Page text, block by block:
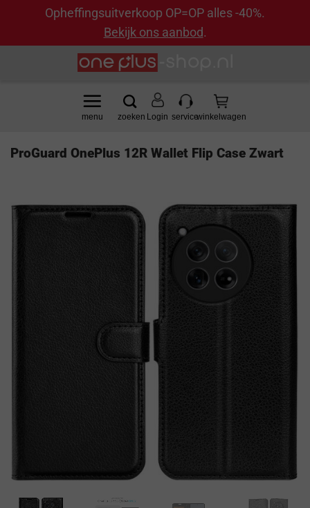
Opheffingsuitverkoop OP=OP alles -40%.
Bekijk ons aanbod.
Login
ProGuard OnePlus 12R Wallet Flip Case Zwart